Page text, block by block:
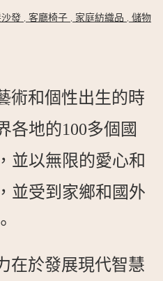
發 客廳椅子 家庭紡織品
儲物
術和個性出生的時
各地的100多個國
並以無限的愛心和
並受到家鄉和國外
在於發展現代智慧